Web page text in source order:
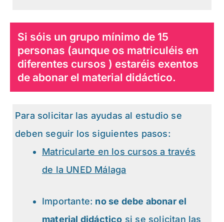
Si sóis un grupo mínimo de 15
personas (aunque os matriculéis en
diferentes cursos ) estaréis exentos
de abonar el material didáctico.
Para solicitar las ayudas al estudio se
deben seguir los siguientes pasos:
Matricularte en los cursos a través
de la UNED Málaga
Importante: no se debe abonar el
material didáctico si se solicitan las